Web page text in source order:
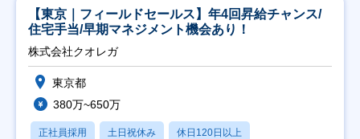
【東京｜フィールドセールス】年4回昇給チャンス/
住宅手当/早期マネジメント機会あり！
株式会社クオレガ
東京都
380万~650万
正社員採用 土日祝休み 休日120日以上